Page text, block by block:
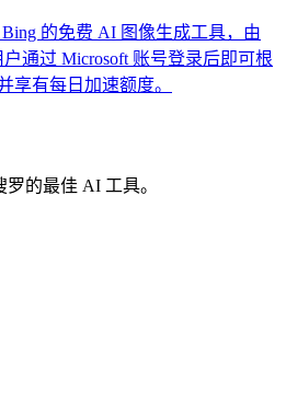
Bing 的免费 AI 图像生成工具，由
通过 Microsoft 账号登录后即可根
享有每日加速额度。
的最佳 AI 工具。